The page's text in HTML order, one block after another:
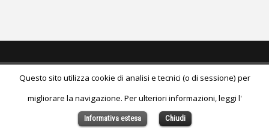
All Rights Reserved.
Questo sito utilizza cookie di analisi e tecnici (o di sessione) per
migliorare la navigazione. Per ulteriori informazioni, leggi l'
Informativa estesa Chiudi